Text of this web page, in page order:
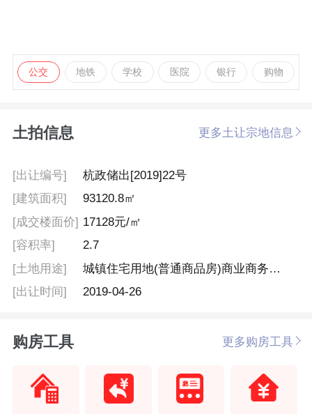
公交 地铁 学校 医院 银行 购物
土拍信息 更多土让宗地信息
[出让编号]
杭政储出[2019]22号
[建筑面积]
93120.8㎡
[成交楼面价] 17128元/㎡
[容积率]
2.7
[土地用途]
城镇住宅用地(普通商品房)商业商务、居住、公共交通场站兼容社会停车场用地
[出让时间]
2019-04-26
购房工具 更多购房工具